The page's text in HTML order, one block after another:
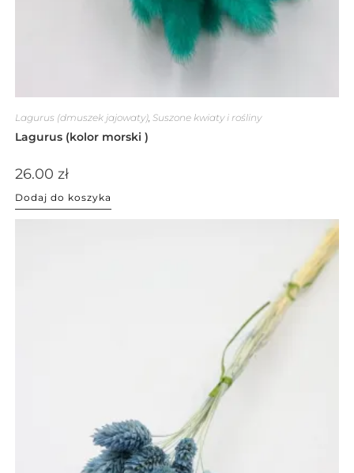
Lagurus (dmuszek jajowaty), Suszone kwiaty i rośliny
Lagurus (kolor morski )
26.00 zł
Dodaj do koszyka